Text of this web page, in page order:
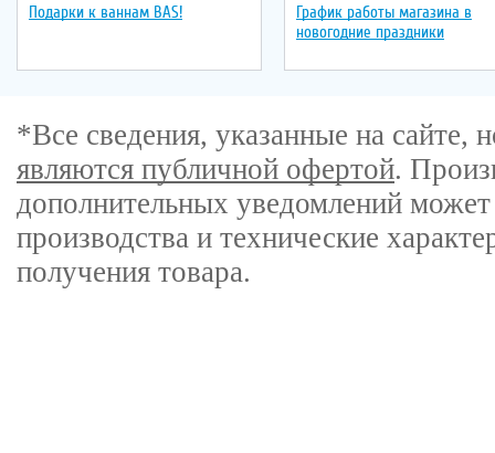
Подарки к ваннам BAS!
График работы магазина в
новогодние праздники
*Все сведения, указанные на
являются публичной офертой.
дополнительных уведомлений
производства и технические
получения товара.